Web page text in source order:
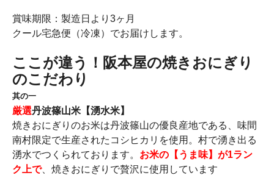
賞味期限：製造日より3ヶ月
クール宅急便（冷凍）でお届けします。
ここが違う！阪本屋の焼きおにぎり
のこだわり
其の一
厳選丹波篠山米【湧水米】
焼きおにぎりのお米は丹波篠山の優良産地である、味間
南村限定で生産されたコシヒカリを使用。村で湧き出る
湧水でつくられております。 お米の【うま味】が1ラン
ク上で、焼きおにぎりで贅沢に使用しています